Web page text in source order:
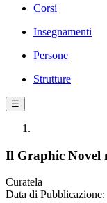
Corsi
Insegnamenti
Persone
Strutture
☰
Il Graphic Novel
Curatela
Data di Pubblicazione: